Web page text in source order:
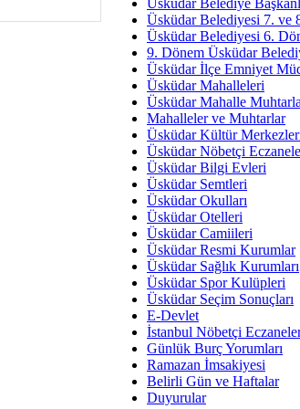
İmar Sorunlarının Genel
Arakan
Bayramın
Ruhsal
Üsküdar
Üsküdar Belediye
Üsküdar Belediyesi 7. ve
Üsküdar Belediyesi 6.
9. Dönem Üsküdar
Üsküdar İlçe Emniyet
Üsküdar Mahalleleri
Üsküdar Mahalle
Mahalleler ve Muhtarlar
Üsküdar Kültür
Üsküdar Nöbetçi
Üsküdar Bilgi Evleri
Üsküdar Semtleri
Üsküdar Okulları
Üsküdar Otelleri
Üsküdar Camiileri
Üsküdar Resmi Kurumlar
Üsküdar Sağlık Kurumları
Üsküdar Spor Kulüpleri
Üsküdar Seçim Sonuçları
E-Devlet
İstanbul Nöbetçi
Günlük Burç Yorumları
Ramazan İmsakiyesi
Belirli Gün ve Haftalar
Duyurular